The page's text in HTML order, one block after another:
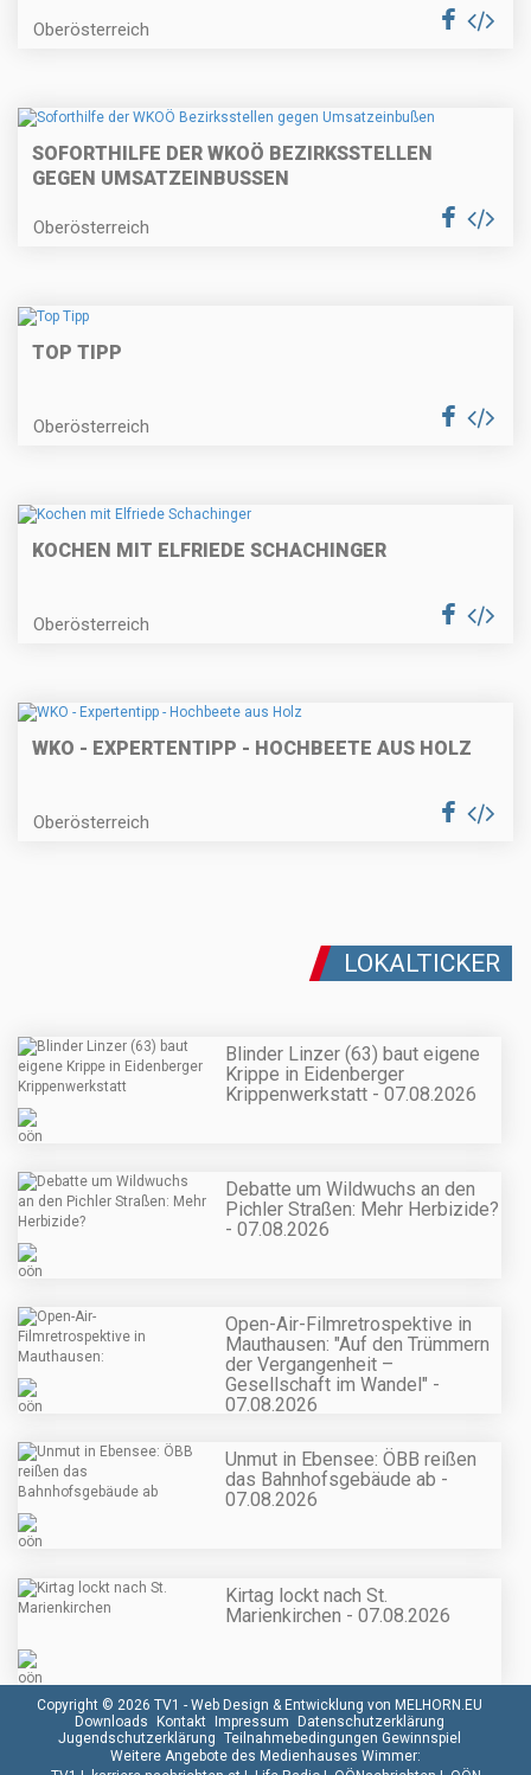
Oberösterreich
SOFORTHILFE DER WKOÖ BEZIRKSSTELLEN
GEGEN UMSATZEINBUSSEN
Oberösterreich
TOP TIPP
Oberösterreich
KOCHEN MIT ELFRIEDE SCHACHINGER
Oberösterreich
WKO - EXPERTENTIPP - HOCHBEETE AUS HOLZ
Oberösterreich
LOKALTICKER
Blinder Linzer (63) baut eigene
Krippe in Eidenberger
Krippenwerkstatt - 07.08.2026
Debatte um Wildwuchs an den
Pichler Straßen: Mehr Herbizide?
- 07.08.2026
Open-Air-Filmretrospektive in
Mauthausen: "Auf den Trümmern
der Vergangenheit –
Gesellschaft im Wandel" -
07.08.2026
Unmut in Ebensee: ÖBB reißen
das Bahnhofsgebäude ab -
07.08.2026
Kirtag lockt nach St.
Marienkirchen - 07.08.2026
Copyright © 2026 TV1 - Web Design & Entwicklung von MELHORN.EU
Downloads Kontakt Impressum Datenschutzerklärung
Jugendschutzerklärung Teilnahmebedingungen Gewinnspiel
Weitere Angebote des Medienhauses Wimmer: